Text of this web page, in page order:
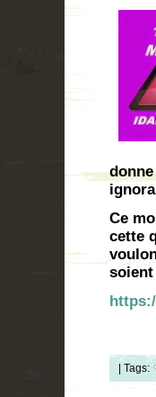
Ce
cette
soient
Tags: